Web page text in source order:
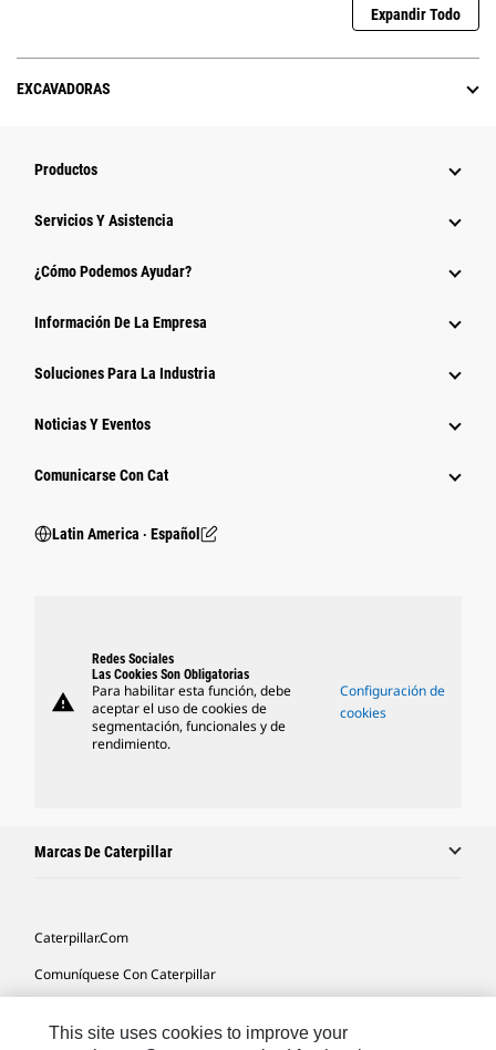
Expandir Todo
EXCAVADORAS
Productos
Servicios Y Asistencia
¿Cómo Podemos Ayudar?
Información De La Empresa
Soluciones Para La Industria
Noticias Y Eventos
Comunicarse Con Cat
Latin America ‧ Español
warning
Redes Sociales
Las Cookies Son Obligatorias
Para habilitar esta función, debe
aceptar el uso de cookies de
segmentación, funcionales y de
rendimiento.
Configuración de
cookies
Marcas De Caterpillar
Caterpillar.com
Comuníquese Con Caterpillar
This site uses cookies to improve your